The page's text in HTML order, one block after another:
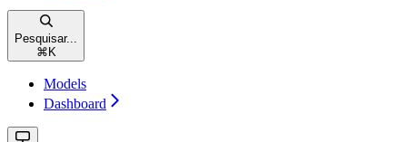
Pesquisar...
⌘ K
Models
Dashboard